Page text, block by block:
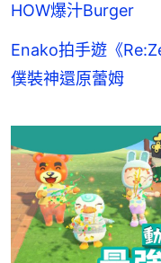
HOW爆汁Burger
Enako拍手遊《
僕裝神還原蕾姆